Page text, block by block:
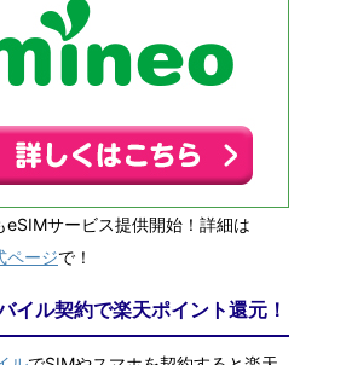
eSIMサービス提供開始！詳細は
ページで！
イル契約で楽天ポイント還元！